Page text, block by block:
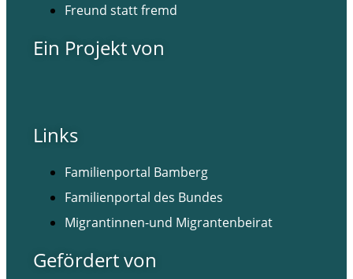
Freund statt fremd
Ein Projekt von
Links
Familienportal Bamberg
Familienportal des Bundes
Migrantinnen-und Migrantenbeirat
Gefördert von